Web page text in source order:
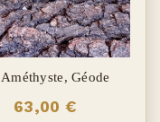
Améthyste, Géode
63,00 €